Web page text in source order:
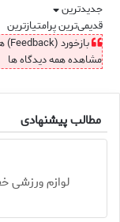
جدیدترین
قدیمی‌ترینپرامتیازترین
بازخورد (Feedback) های درون متنی
مشاهده همه دیدگاه ها
مطالب پیشنهادی
لوازم ورزشی